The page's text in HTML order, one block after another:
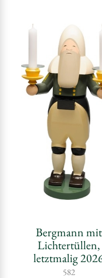
Bergmann mit
Lichtertüllen,
letztmalig
582